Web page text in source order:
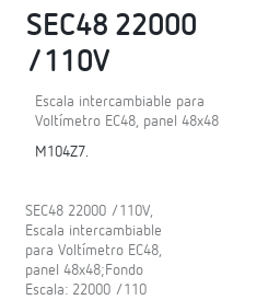
SEC48 22000
/110V
Escala intercambiable para
Voltímetro EC48, panel 48x48
M104Z7.
SEC48 22000 /110V,
Escala intercambiable
para Voltímetro EC48,
panel 48x48;Fondo
Escala: 22000 /110